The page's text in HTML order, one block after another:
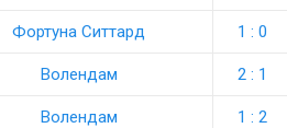
Фортуна Ситтард 1 : 0
Волендам 2 : 1
Волендам 1 : 2